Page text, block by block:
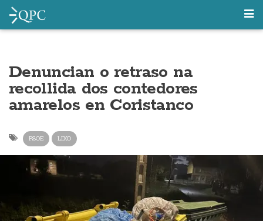
Denuncian o retraso na
recollida dos contedores
amarelos en Coristanco
PSOE LIXO